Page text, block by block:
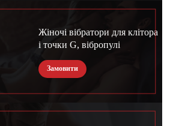
Жіночі вібратори для клітора
і точки G, вібропулі
Замовити